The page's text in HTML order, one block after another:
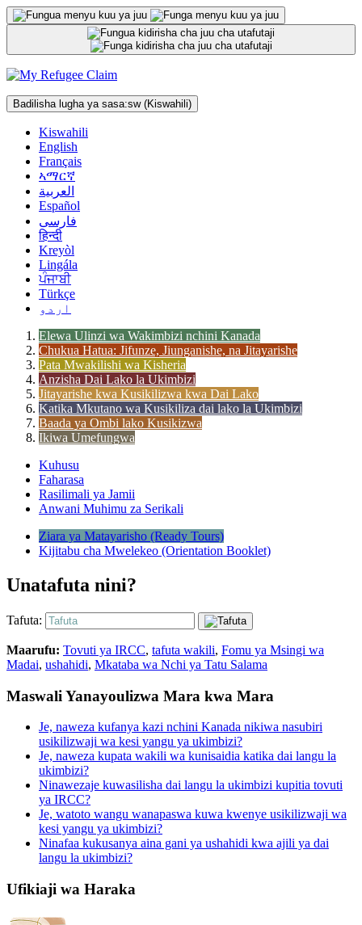
Ruka
hadi
maudhui
Badilisha lugha ya sasa:sw (Kiswahili)
Kiswahili
English
Français
ኣማርኛ
العربية
Español
فارسی
हिन्दी
Kreyòl
Lingála
ਪੰਜਾਬੀ
Türkçe
اردو
Elewa Ulinzi wa Wakimbizi nchini Kanada
Chukua Hatua: Jifunze, Jiunganishe, na Jitayarishe
Pata Mwakilishi wa Kisheria
Anzisha Dai Lako la Ukimbizi
Jitayarishe kwa Kusikilizwa kwa Dai Lako
Katika Mkutano wa Kusikiliza dai lako la Ukimbizi
Baada ya Ombi lako Kusikizwa
Ikiwa Umefungwa
Kuhusu
Faharasa
Rasilimali ya Jamii
Anwani Muhimu za Serikali
Ziara ya Matayarisho (Ready Tours)
Kijitabu cha Mwelekeo (Orientation Booklet)
Unatafuta nini?
Tafuta:
Maarufu: Tovuti ya IRCC, tafuta wakili, Fomu ya Msingi wa
Madai, ushahidi, Mkataba wa Nchi ya Tatu Salama
Maswali Yanayoulizwa Mara kwa Mara
Je, naweza kufanya kazi nchini Kanada nikiwa nasubiri
usikilizwaji wa kesi yangu ya ukimbizi?
Je, naweza kupata wakili wa kunisaidia katika dai langu la
ukimbizi?
Ninawezaje kuwasilisha dai langu la ukimbizi kupitia tovuti
ya IRCC?
Je, watoto wangu wanapaswa kuwa kwenye usikilizwaji wa
kesi yangu ya ukimbizi?
Ninafaa kukusanya aina gani ya ushahidi kwa ajili ya dai
langu la ukimbizi?
Ufikiaji wa Haraka